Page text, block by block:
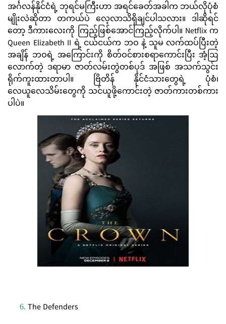
အင်္ဂလန်နိုင်ငံရဲ့ ဘုရင်မကြီးဟာ အရင်ခေတ်အခါက ဘယ်လိုပုံစံ
မျိုးလဲဆိုတာ တကယ်ပဲ လေ့လာသိရှိချင်ပါသလား။ ဒါဆိုရင်
တော့ ဒီကားလေးကို ကြည့်ဖြစ်အောင်ကြည့်လိုက်ပါ။ Netflix က
Queen Elizabeth II ရဲ့ ငယ်ငယ်က ဘဝ နဲ့ သူမ လက်ထပ်ပြီးတဲ့
အချိန် ဘဝရဲ့ အကြောင်းကို စိတ်ဝင်စားစရာကောင်းပြီး အံ့ဩ
လောက်တဲ့ ဒရာမာ ဇာတ်လမ်းတွဲတစ်ပုဒ် အဖြစ် အသက်သွင်း
ရိုက်ကူးထားတာပါ။ ဗြိတိန် နိုင်ငံသားတွေရဲ့ ပုံစံ၊
လေယူလေသိမ်းတွေကို သင်ယူဖို့ကောင်းတဲ့ ဇာတ်ကားတစ်ကား
ပါပဲ။
The Defenders